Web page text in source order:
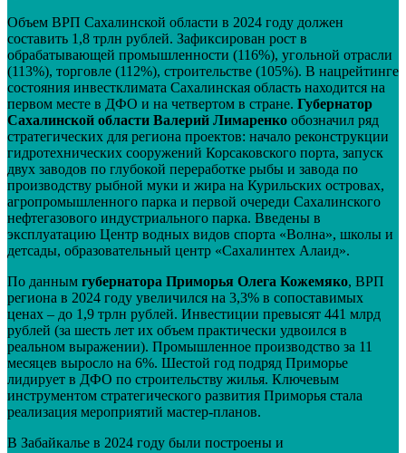
Объем ВРП Сахалинской области в 2024 году должен
составить 1,8 трлн рублей. Зафиксирован рост в
обрабатывающей промышленности (116%), угольной отрасли
(113%), торговле (112%), строительстве (105%). В нацрейтинге
состояния инвестклимата Сахалинская область находится на
первом месте в ДФО и на четвертом в стране. Губернатор
Сахалинской области Валерий Лимаренко обозначил ряд
стратегических для региона проектов: начало реконструкции
гидротехнических сооружений Корсаковского порта, запуск
двух заводов по глубокой переработке рыбы и завода по
производству рыбной муки и жира на Курильских островах,
агропромышленного парка и первой очереди Сахалинского
нефтегазового индустриального парка. Введены в
эксплуатацию Центр водных видов спорта «Волна», школы и
детсады, образовательный центр «Сахалинтех Алаид».
По данным губернатора Приморья Олега Кожемяко, ВРП
региона в 2024 году увеличился на 3,3% в сопоставимых
ценах – до 1,9 трлн рублей. Инвестиции превысят 441 млрд
рублей (за шесть лет их объем практически удвоился в
реальном выражении). Промышленное производство за 11
месяцев выросло на 6%. Шестой год подряд Приморье
лидирует в ДФО по строительству жилья. Ключевым
инструментом стратегического развития Приморья стала
реализация мероприятий мастер-планов.
В Забайкалье в 2024 году были построены и